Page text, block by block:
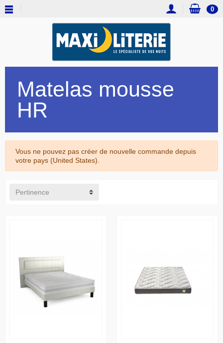
0
Matelas mousse
HR
Vous ne pouvez pas créer de nouvelle commande depuis
votre pays (United States).
Pertinence